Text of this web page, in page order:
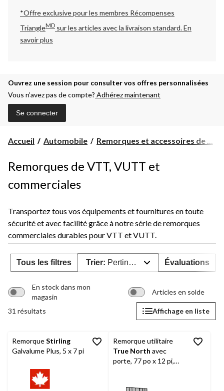
*Offre exclusive pour les membres Récompenses
TriangleMD sur les articles avec la livraison standard.En
savoir plus
Ouvrez une session pour consulter vos offres personnalisées
Vous n’avez pas de compte? Adhérez maintenant
Se connecter
Accueil Automobile Remorques et accessoires de ...
Remorques de VTT, VUTT et
commerciales
Transportez tous vos équipements et fournitures en toute
sécurité et avec facilité grâce à notre série de remorques
commerciales durables pour VTT et VUTT.
Tous les filtres Trier: Pertinence Évaluations
En stock dans mon
magasin
Articles en solde
31 résultats Affichage en liste
RemorqueStirling
Galvalume Plus, 5 x 7 pi
Remorque utilitaire
True North avec
porte, 77 po x 12 pi,